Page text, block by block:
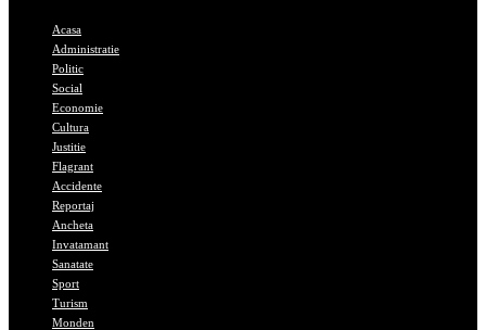
Acasa
Administratie
Politic
Social
Economie
Cultura
Justitie
Flagrant
Accidente
Reportaj
Ancheta
Invatamant
Sanatate
Sport
Turism
Monden